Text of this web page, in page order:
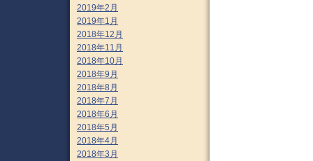
2019年2月
2019年1月
2018年12月
2018年11月
2018年10月
2018年9月
2018年8月
2018年7月
2018年6月
2018年5月
2018年4月
2018年3月